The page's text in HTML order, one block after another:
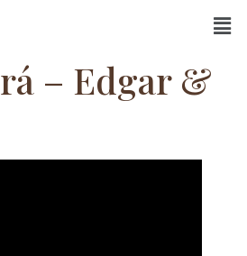
– Edgar &